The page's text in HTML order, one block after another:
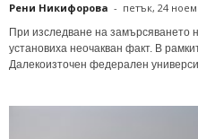
Рени Никифорова - петък, 24
При изследване на замърсяването
установиха неочакван факт. В
Далекоизточен федерален